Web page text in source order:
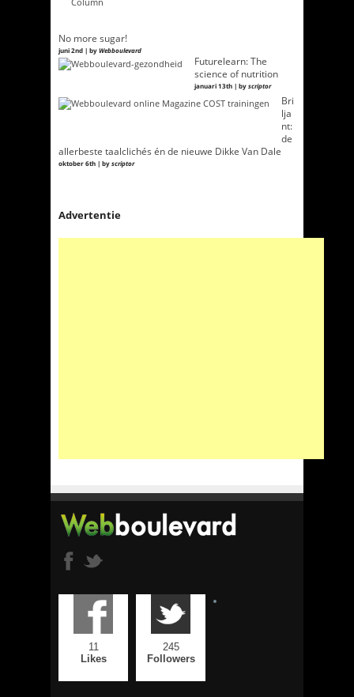
No more sugar!
juni 2nd | byWebboulevard
Futurelearn: The
science of nutrition
januari 13th | byscriptor
Bri
lja
nt:
de
allerbeste taalclichés én de nieuwe Dikke Van Dale
oktober 6th | byscriptor
Advertentie
11
Likes
245
Followers